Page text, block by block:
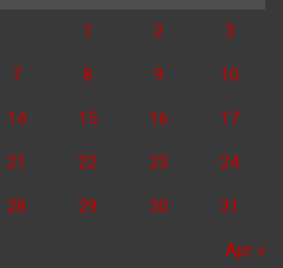
1 2 3
7 8 9 10
14 15 16 17
21 22 23 24
28 29 30 31
Apr »